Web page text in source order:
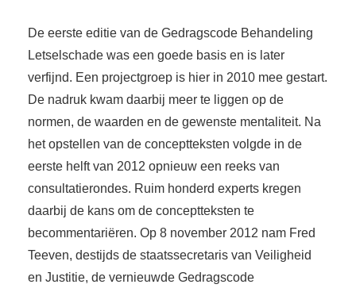
De eerste editie van de Gedragscode Behandeling
Letselschade was een goede basis en is later
verfijnd. Een projectgroep is hier in 2010 mee gestart.
De nadruk kwam daarbij meer te liggen op de
normen, de waarden en de gewenste mentaliteit. Na
het opstellen van de conceptteksten volgde in de
eerste helft van 2012 opnieuw een reeks van
consultatierondes. Ruim honderd experts kregen
daarbij de kans om de conceptteksten te
becommentariëren. Op 8 november 2012 nam Fred
Teeven, destijds de staatssecretaris van Veiligheid
en Justitie, de vernieuwde Gedragscode